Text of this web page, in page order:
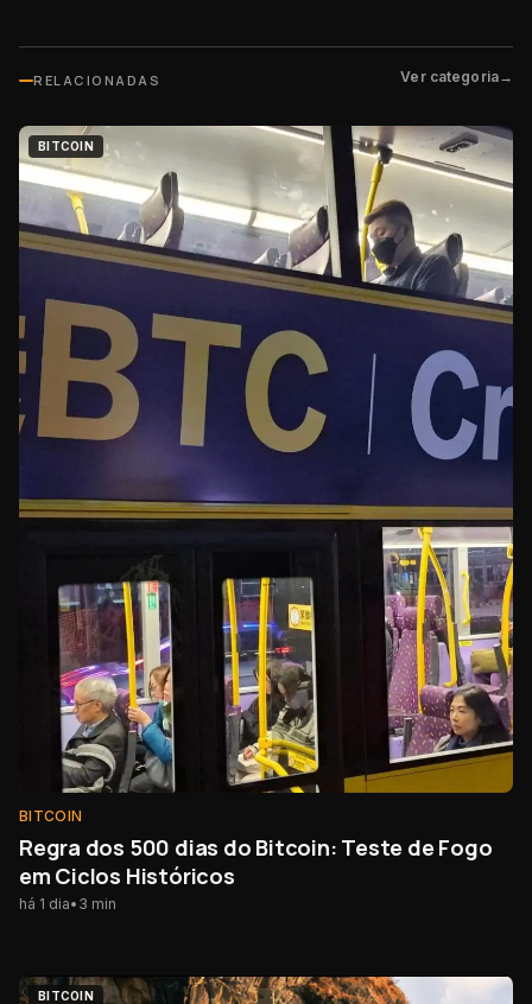
RELACIONADAS Ver categoria→
BITCOIN
BITCOIN
Regra dos 500 dias do Bitcoin: Teste de Fogo
em Ciclos Históricos
há 1 dia• 3 min
BITCOIN